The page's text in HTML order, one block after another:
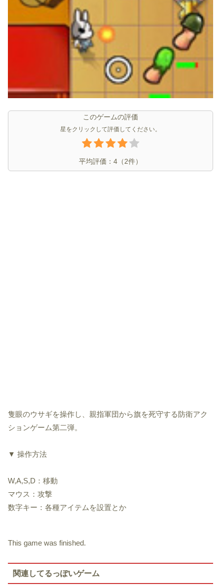
このゲームの評価
星をクリックして評価してください。
平均評価： 4 （2件）
隻眼のウサギを操作し、親指軍団から旗を死守する防衛アク
ションゲーム第二弾。
▼ 操作方法
W,A,S,D：移動
マウス：攻撃
数字キー：各種アイテムを設置とか
This game was finished.
関連してるっぽいゲーム